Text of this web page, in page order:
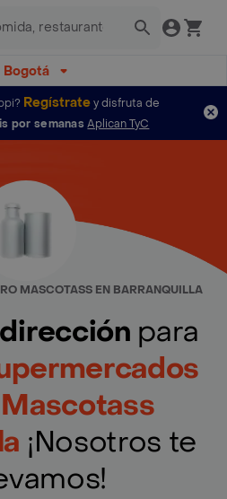
Bogotá
Regístratey disfruta de
por semanas Aplican TyC
MASCOTASS EN BARRANQUILLA
para
¡Nosotros te